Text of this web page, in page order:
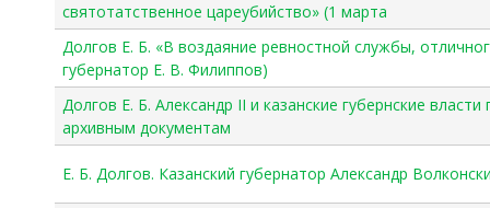
святотатственное цареубийство» (1 марта
Долгов Е. Б. «В воздаяние ревностной службы,
губернатор Е. В. Филиппов)
Долгов Е. Б. Александр II и казанские губернские
архивным документам
Е. Б. Долгов. Казанский губернатор Александр